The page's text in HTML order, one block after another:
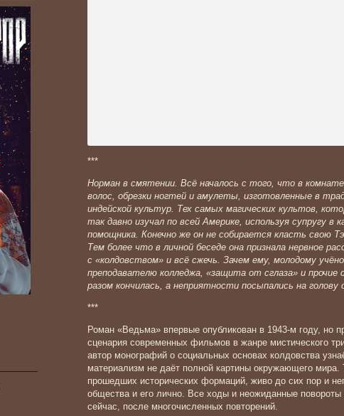
***
Норман в смятении. Всё началось с того, что в
волос, обрезки ногтей и амулеты, изготовленные в
индейской культур. Тех самых магических культов,
так давно изучал по всей Америке, используя супругу в
помощника. Конечно же он не собирается класть свою
Тем более что в личной беседе она признала нервное
с «колдовством» и всё сжечь. Зачем ему, молодому
преподавателю колледжа, «защита от сглаза» и прочие
разом кончилась, а неприятности посыпались на голову
***
Роман «Ведьма» впервые опубликован в 1943-м году, но
сценария современных фильмов в жанре мистического
автор монографий о социальных основах колдовства
материализм не даёт полной картины окружающего мира.
прошедших исторических формаций, живо до сих пор и
общества и его лично. Все ходы и неожиданные
сейчас, после многочисленных повторений.